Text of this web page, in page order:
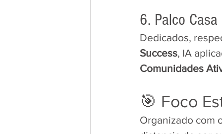
​6. Palco
​Dedicados,
Success, IA
Comunidades
​🎯 Foco
​Organizado com